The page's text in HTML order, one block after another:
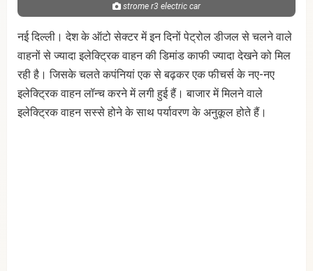
strome r3 electric car
नई दिल्ली। देश के ऑटो सेक्टर में इन दिनों पेट्रोल डीजल से चलने वाले
वाहनों से ज्यादा इलेक्ट्रिक वाहन की डिमांड काफी ज्यादा देखने को मिल
रही है। जिसके चलते कपंनियां एक से बढ़कर एक फीचर्स के नए-नए
इलेक्ट्रिक वाहन लॉन्च करने में लगी हुई हैं। बाजार में मिलने वाले
इलेक्ट्रिक वाहन सस्से होने के साथ पर्यावरण के अनुकूल होते हैं।